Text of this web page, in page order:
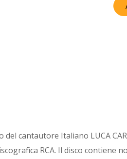
cantautore Italiano LUCA
RCA. Il disco contiene